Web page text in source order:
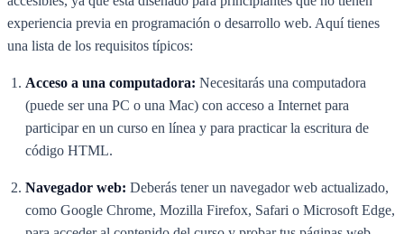
experiencia previa en programación o desarrollo web. Aquí tienes
una lista de los requisitos típicos:
Acceso a una computadora: Necesitarás una computadora
(puede ser una PC o una Mac) con acceso a Internet para
participar en un curso en línea y para practicar la escritura de
código HTML.
Navegador web: Deberás tener un navegador web actualizado,
como Google Chrome, Mozilla Firefox, Safari o Microsoft Edge,